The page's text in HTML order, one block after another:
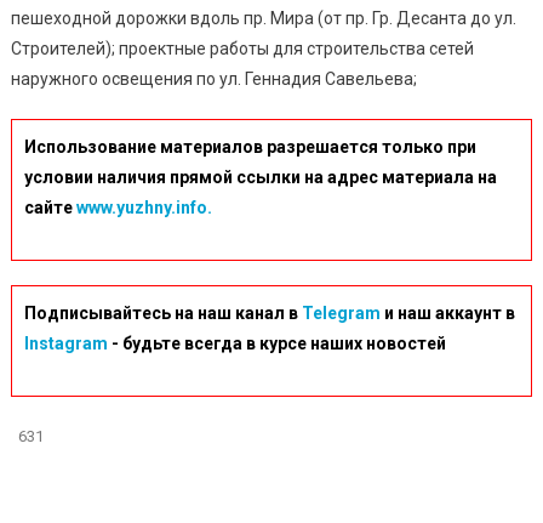
пешеходной дорожки вдоль пр. Мира (от пр. Гр. Десанта до ул.
Строителей); проектные работы для строительства сетей
наружного освещения по ул. Геннадия Савельева;
Использование материалов разрешается только при
условии наличия прямой ссылки на адрес материала на
сайтеwww.yuzhny.info.
Подписывайтесь на наш канал в Telegram и наш аккаунт в
Instagram - будьте всегда в курсе наших новостей
631